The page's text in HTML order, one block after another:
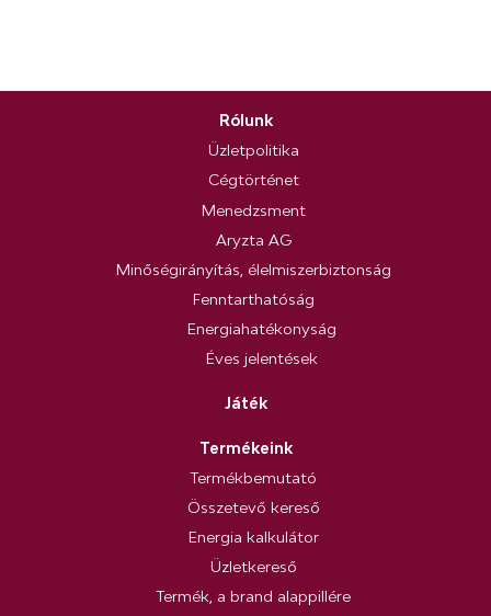
Rólunk
Üzletpolitika
Cégtörténet
Menedzsment
Aryzta AG
Minőségirányítás, élelmiszerbiztonság
Fenntarthatóság
Energiahatékonyság
Éves jelentések
Játék
Termékeink
Termékbemutató
Összetevő kereső
Energia kalkulátor
Üzletkereső
Termék, a brand alappillére